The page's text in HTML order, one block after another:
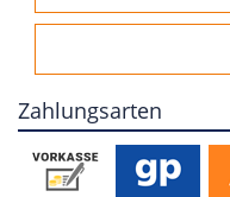
Zahlungsarten